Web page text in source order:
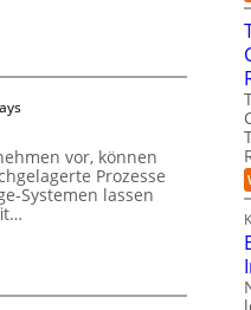
vor, können
Prozesse
Systemen lassen